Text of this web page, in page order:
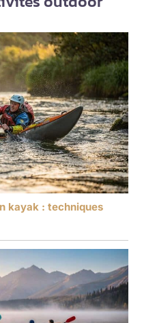
kayak : techniques